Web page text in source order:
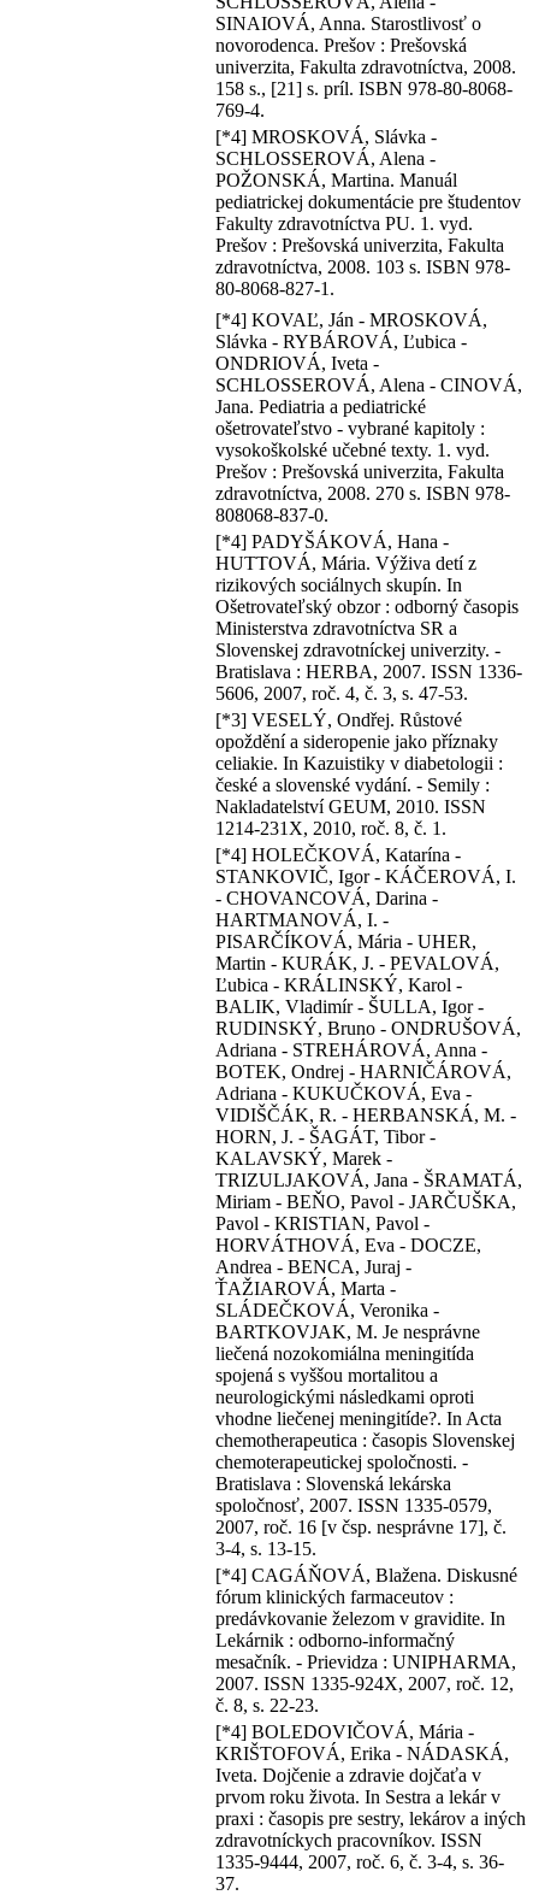
SINAIOVÁ, Anna. Starostlivosť o
novorodenca. Prešov : Prešovská
univerzita, Fakulta zdravotníctva, 2008.
158 s., [21] s. príl. ISBN 978-80-8068-
769-4.
[*4] MROSKOVÁ, Slávka -
SCHLOSSEROVÁ, Alena -
POŽONSKÁ, Martina. Manuál
pediatrickej dokumentácie pre študentov
Fakulty zdravotníctva PU. 1. vyd.
Prešov : Prešovská univerzita, Fakulta
zdravotníctva, 2008. 103 s. ISBN 978-
80-8068-827-1.
[*4] KOVAĽ, Ján - MROSKOVÁ,
Slávka - RYBÁROVÁ, Ľubica -
ONDRIOVÁ, Iveta -
SCHLOSSEROVÁ, Alena - CINOVÁ,
Jana. Pediatria a pediatrické
ošetrovateľstvo - vybrané kapitoly :
vysokoškolské učebné texty. 1. vyd.
Prešov : Prešovská univerzita, Fakulta
zdravotníctva, 2008. 270 s. ISBN 978-
808068-837-0.
[*4] PADYŠÁKOVÁ, Hana -
HUTTOVÁ, Mária. Výživa detí z
rizikových sociálnych skupín. In
Ošetrovateľský obzor : odborný časopis
Ministerstva zdravotníctva SR a
Slovenskej zdravotníckej univerzity. -
Bratislava : HERBA, 2007. ISSN 1336-
5606, 2007, roč. 4, č. 3, s. 47-53.
[*3] VESELÝ, Ondřej. Růstové
opoždění a sideropenie jako příznaky
celiakie. In Kazuistiky v diabetologii :
české a slovenské vydání. - Semily :
Nakladatelství GEUM, 2010. ISSN
1214-231X, 2010, roč. 8, č. 1.
[*4] HOLEČKOVÁ, Katarína -
STANKOVIČ, Igor - KÁČEROVÁ, I.
- CHOVANCOVÁ, Darina -
HARTMANOVÁ, I. -
PISARČÍKOVÁ, Mária - UHER,
Martin - KURÁK, J. - PEVALOVÁ,
Ľubica - KRÁLINSKÝ, Karol -
BALIK, Vladimír - ŠULLA, Igor -
RUDINSKÝ, Bruno - ONDRUŠOVÁ,
Adriana - STREHÁROVÁ, Anna -
BOTEK, Ondrej - HARNIČÁROVÁ,
Adriana - KUKUČKOVÁ, Eva -
VIDIŠČÁK, R. - HERBANSKÁ, M. -
HORN, J. - ŠAGÁT, Tibor -
KALAVSKÝ, Marek -
TRIZULJAKOVÁ, Jana - ŠRAMATÁ,
Miriam - BEŇO, Pavol - JARČUŠKA,
Pavol - KRISTIAN, Pavol -
HORVÁTHOVÁ, Eva - DOCZE,
Andrea - BENCA, Juraj -
ŤAŽIAROVÁ, Marta -
SLÁDEČKOVÁ, Veronika -
BARTKOVJAK, M. Je nesprávne
liečená nozokomiálna meningitída
spojená s vyššou mortalitou a
neurologickými následkami oproti
vhodne liečenej meningitíde?. In Acta
chemotherapeutica : časopis Slovenskej
chemoterapeutickej spoločnosti. -
Bratislava : Slovenská lekárska
spoločnosť, 2007. ISSN 1335-0579,
2007, roč. 16 [v čsp. nesprávne 17], č.
3-4, s. 13-15.
[*4] CAGÁŇOVÁ, Blažena. Diskusné
fórum klinických farmaceutov :
predávkovanie železom v gravidite. In
Lekárnik : odborno-informačný
mesačník. - Prievidza : UNIPHARMA,
2007. ISSN 1335-924X, 2007, roč. 12,
č. 8, s. 22-23.
[*4] BOLEDOVIČOVÁ, Mária -
KRIŠTOFOVÁ, Erika - NÁDASKÁ,
Iveta. Dojčenie a zdravie dojčaťa v
prvom roku života. In Sestra a lekár v
praxi : časopis pre sestry, lekárov a iných
zdravotníckych pracovníkov. ISSN
1335-9444, 2007, roč. 6, č. 3-4, s. 36-
37.